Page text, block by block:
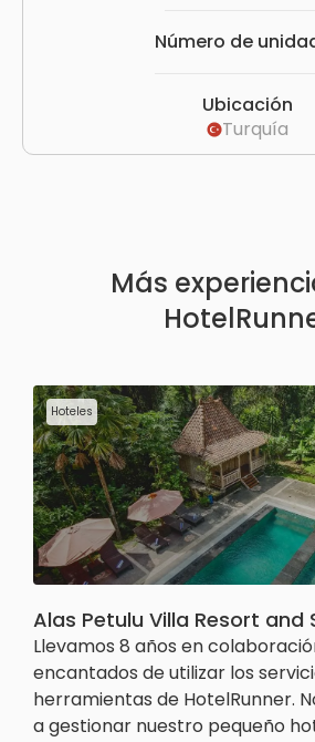
Número de
Ubicación
Turquía
Más
Hoteles
Alas Petulu Villa Resort and
Llevamos 8 años en
encantados de utilizar los
herramientas de HotelRunner.
a gestionar nuestro pequeño